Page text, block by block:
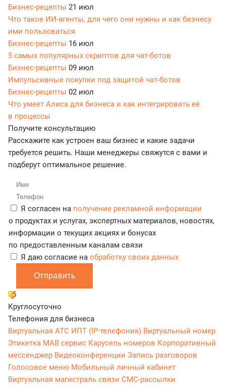
Бизнес-рецепты 21 июл
Что такое ИИ-агенты, для чего они нужны и как бизнесу
ими пользоваться
Бизнес-рецепты 16 июл
5 самых популярных скриптов для чат-ботов
Бизнес-рецепты 09 июл
Импульсивные покупки под защитой чат-ботов
Бизнес-рецепты 02 июл
Что умеет Алиса для бизнеса и как интегрировать её
в процессы
Получите консультацию
Расскажите как устроен ваш бизнес и какие задачи
требуется решить. Наши менеджеры свяжутся с вами и
подберут оптимальное решение.
Я согласен на получение рекламной информации
о продуктах и услугах, экспертных материалов, новостях,
информации о текущих акциях и бонусах
по предоставленным каналам связи
Я даю согласие на обработку своих данных
Отправить
Круглосуточно
Телефония для бизнеса
Виртуальная АТС ИПТ (IP-телефония) Виртуальный номер
Этикетка МАВ сервис Карусель номеров Корпоративный
мессенджер Видеоконференции Запись разговоров
Голосовое меню Мобильный личный кабинет
Виртуальная магистраль связи СМС-рассылки